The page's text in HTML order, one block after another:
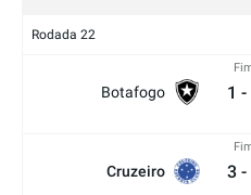
Rodada 22
Botafogo 1 -
Cruzeiro 3 -